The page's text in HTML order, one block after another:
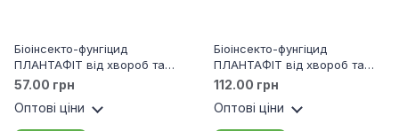
Біоінсекто-фунгіцид
ПЛАНТАФІТ від хвороб та
шкідників 250мл GRANTAS
57.00 грн
Оптові ціни
Біоінсекто-фунгіцид
ПЛАНТАФІТ від хвороб та
шкідників 1л БІОТЕХ АКТИВ
112.00 грн
Оптові ціни